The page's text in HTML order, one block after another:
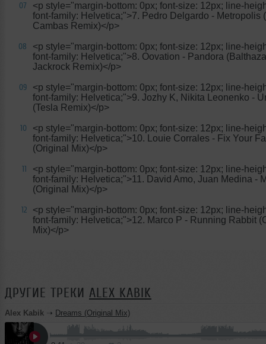
07
<p style="margin-bottom: 0px; font-size: 12px; line-
font-family: Helvetica;">7. Pedro Delgardo - Metropolis
Cambas Remix)</p>
08
<p style="margin-bottom: 0px; font-size: 12px; line-
font-family: Helvetica;">8. Oovation - Pandora
Jackrock Remix)</p>
09
<p style="margin-bottom: 0px; font-size: 12px; line-
font-family: Helvetica;">9. Jozhy K, Nikita Leonenko -
(Tesla Remix)</p>
10
<p style="margin-bottom: 0px; font-size: 12px; line-
font-family: Helvetica;">10. Louie Corrales - Fix Your
(Original Mix)</p>
11
<p style="margin-bottom: 0px; font-size: 12px; line-
font-family: Helvetica;">11. David Amo, Juan Medina -
(Original Mix)</p>
12
<p style="margin-bottom: 0px; font-size: 12px; line-
font-family: Helvetica;">12. Marco P - Running Rabbit
Mix)</p>
ДРУГИЕ ТРЕКИ ALEX KABIK
Alex Kabik ➝ Dreams (Original Mix)